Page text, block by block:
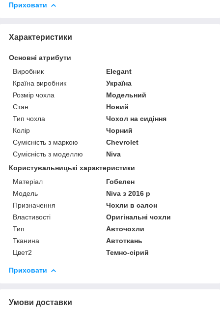
Приховати
Характеристики
Основні атрибути
Виробник
Elegant
Країна виробник
Україна
Розмір чохла
Модельний
Стан
Новий
Тип чохла
Чохол на сидіння
Колір
Чорний
Сумісність з маркою
Chevrolet
Сумісність з моделлю
Niva
Користувальницькі характеристики
Матеріал
Гобелен
Модель
Niva з 2016 р
Призначення
Чохли в салон
Властивості
Оригінальні чохли
Тип
Авточохли
Тканина
Автоткань
Цвет2
Темно-сірий
Приховати
Умови доставки